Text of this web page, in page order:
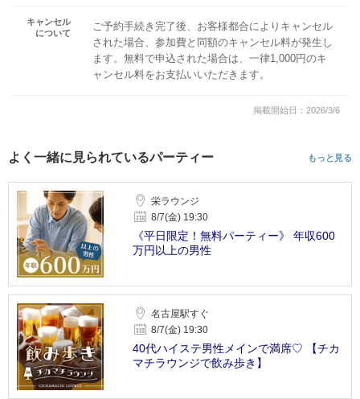
キャンセル
について
ご予約手続き完了後、お客様都合によりキャンセル
された場合、参加費と同額のキャンセル料が発生し
ます。無料で申込された場合は、一律1,000円のキ
ャンセル料をお支払いいただきます。
掲載開始日：2026/3/6
よく一緒に見られているパーティー もっと見る
栄ラウンジ
8/7(金) 19:30
《平日限定！無料パーティー》 年収600
万円以上の男性
名古屋駅すぐ
8/7(金) 19:30
40代ハイステ男性メインで満席♡ 【チカ
マチラウンジで飲み歩き】